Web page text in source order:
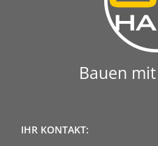
Bauen
IHR KONTAKT: